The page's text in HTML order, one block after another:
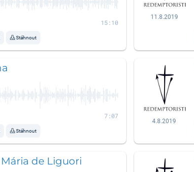
15:10
Stáhnout
11.8.2019
7:07
Stáhnout
4.8.2019
de Liguori